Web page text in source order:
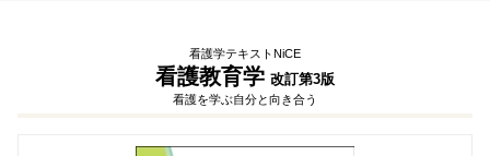
看護学テキストNiCE
看護教育学 改訂第3版
看護を学ぶ自分と向き合う